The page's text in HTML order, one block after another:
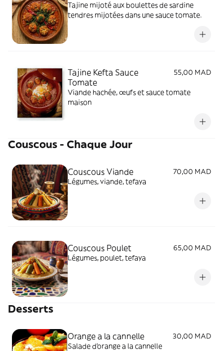
Tajine mijoté aux boulettes de sardine
tendres mijotées dans une sauce tomate.
Tajine Kefta Sauce
Tomate
55,00 MAD
Viande hachée, œufs et sauce tomate
maison
Couscous - Chaque Jour
Couscous Viande
70,00 MAD
Légumes, viande, tefaya
Couscous Poulet
65,00 MAD
Légumes, poulet, tefaya
Desserts
Orange a la cannelle
30,00 MAD
Salade d'orange a la cannelle